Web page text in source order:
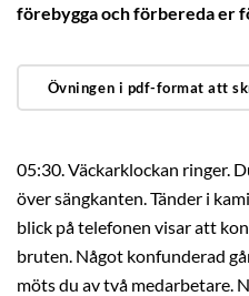
förebygga och förbereda er
Övningen i pdf-format att
05:30. Väckarklockan ringer.
över sängkanten. Tänder i
blick på telefonen visar att
bruten. Något konfunderad
möts du av två medarbetare.